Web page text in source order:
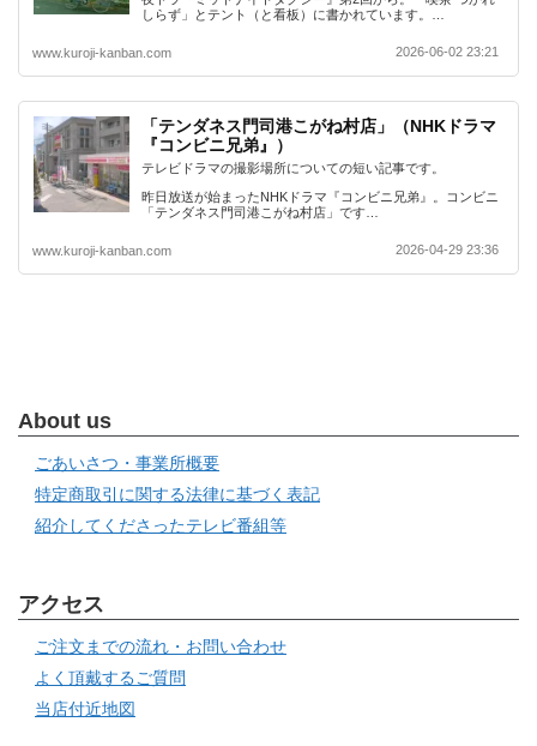
しらず」とテント（と看板）に書かれています。…
www.kuroji-kanban.com 2026-06-02 23:21
「テンダネス門司港こがね村店」（NHKドラマ
『コンビニ兄弟』）
テレビドラマの撮影場所についての短い記事です。
昨日放送が始まったNHKドラマ『コンビニ兄弟』。コンビニ
「テンダネス門司港こがね村店」です…
www.kuroji-kanban.com 2026-04-29 23:36
About us
ごあいさつ・事業所概要
特定商取引に関する法律に基づく表記
紹介してくださったテレビ番組等
アクセス
ご注文までの流れ・お問い合わせ
よく頂戴するご質問
当店付近地図